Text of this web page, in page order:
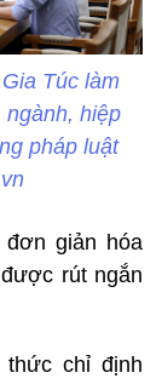
Túc làm
ngành, hiệp
pháp luật
đơn giản hóa
rút ngắn
chỉ định